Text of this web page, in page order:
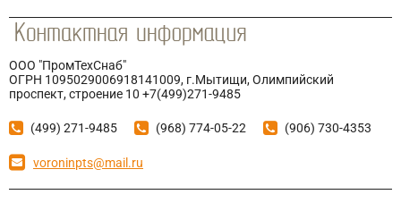
ООО "ПромТехСнаб"
ОГРН 1095029006918141009, г.Мытищи, Олимпийский
проспект, строение 10 +7(499)271-9485
(499) 271-9485 (968) 774-05-22 (906) 730-4353
voroninpts@mail.ru